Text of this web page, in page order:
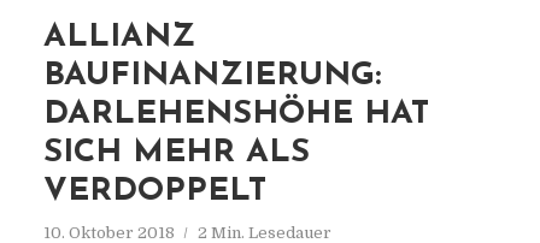
ALLIANZ
BAUFINANZIERUNG:
DARLEHENSHÖHE HAT
SICH MEHR ALS
VERDOPPELT
10. Oktober 2018 2 Min. Lesedauer